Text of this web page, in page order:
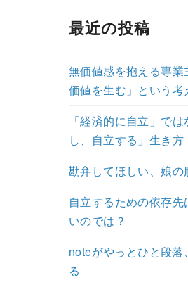
最近の投稿
無価値感を抱える専
価値を生む」という考
「経済的に自立」で
し、自立する」生き方
勘弁してほしい、娘の
自立するための依存
いのでは？
noteがやっとひと段
る